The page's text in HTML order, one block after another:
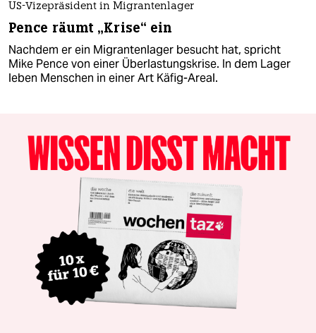
US-Vizepräsident in Migrantenlager
Pence räumt „Krise“ ein
Nachdem er ein Migrantenlager besucht hat, spricht
Mike Pence von einer Überlastungskrise. In dem Lager
leben Menschen in einer Art Käfig-Areal.